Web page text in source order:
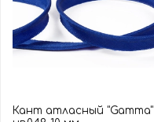
Кант атласный "Gamma"